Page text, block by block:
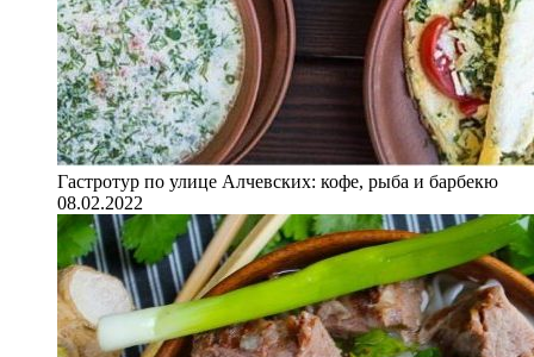
Гастротур по улице Алчевских: кофе, рыба и барбекю
08.02.2022